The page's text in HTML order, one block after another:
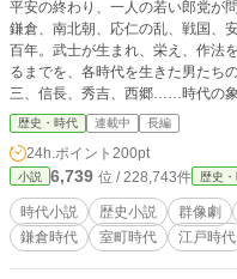
平安の終わり、一人の若い郎党が問う。「
鎌倉、南北朝、応仁の乱、戦国
百年。武士が生まれ、栄え、作法
るまでを、各時代を生きた男たち
三、信長、秀吉、西郷……時代の
ます。 土地のために戦い、土地
が信長は土地を一個の茶碗に変え
け、泰平の世は、ついに刀を飾り
答えは、時代ごとに、姿を変えて
れの時代に遺した「武士とは――
歴史・時代 連載中 長編
24h.ポイント 200pt
小説 6,739 位 / 228,743件 歴史
時代小説 歴史小説 群像劇
鎌倉時代
室町時代 江戸時代